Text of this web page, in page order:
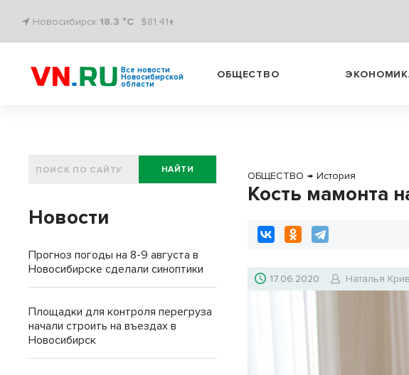
Новосибирск 18.3 °C $81.41↑
Все новости
Новосибирской
области
ОБЩЕСТВО
ОБЩЕСТВО → История
Кость мамонта
17.06.2020 Наталья
НАЙТИ
Новости
Прогноз погоды на 8-9 августа в
Новосибирске сделали синоптики
Площадки для контроля перегруза
начали строить на въездах в
Новосибирск